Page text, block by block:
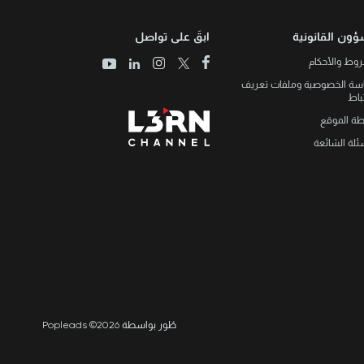
القانونية
والأحكام
الخصوصية وملفات تعريف
الموقع
الشائعة
ابقَ على تواصل
طُور بواسطة Popleads ©2026